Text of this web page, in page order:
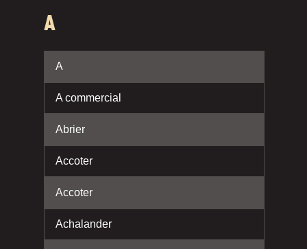
A
A
A commercial
Abrier
Accoter
Accoter
Achalander